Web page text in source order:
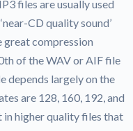
files are usually used
CD quality sound’
great compression
of the WAV or AIF file
depends largely on the
are 128, 160, 192, and
in higher quality files that